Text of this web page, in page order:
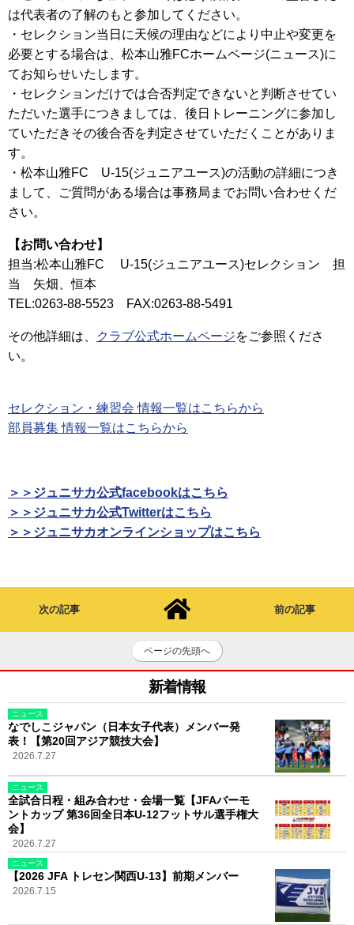
は代表者の了解のもと参加してください。
・セレクション当日に天候の理由などにより中止や変更を
必要とする場合は、松本山雅FCホームページ(ニュース)に
てお知らせいたします。
・セレクションだけでは合否判定できないと判断させてい
ただいた選手につきましては、後日トレーニングに参加し
ていただきその後合否を判定させていただくことがありま
す。
・松本山雅FC U-15(ジュニアユース)の活動の詳細につき
まして、ご質問がある場合は事務局までお問い合わせくだ
さい。
【お問い合わせ】
担当:松本山雅FC U-15(ジュニアユース)セレクション 担
当 矢畑、恒本
TEL:0263-88-5523 FAX:0263-88-5491
その他詳細は、 クラブ公式ホームページをご参照くださ
い。
セレクション・練習会 情報一覧はこちらから
部員募集 情報一覧はこちらから
＞＞ジュニサカ公式facebookはこちら
＞＞ジュニサカ公式Twitterはこちら
＞＞ジュニサカオンラインショップはこちら
次の記事 前の記事
ページの先頭へ
新着情報
ニュース
なでしこジャパン（日本女子代表）メンバー発
表！【第20回アジア競技大会】
2026.7.27
ニュース
全試合日程・組み合わせ・会場一覧【JFAバーモ
ントカップ 第36回全日本U-12フットサル選手権大
会】
2026.7.27
ニュース
【2026 JFA トレセン関西U-13】前期メンバー
2026.7.15